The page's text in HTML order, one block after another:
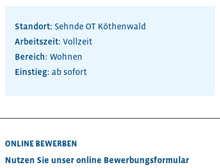
Standort: Sehnde OT Köthenwald
Arbeitszeit: Vollzeit
Bereich: Wohnen
ab sofort
ONLINE BEWERBEN
Nutzen Sie unser online Bewerbungsformular